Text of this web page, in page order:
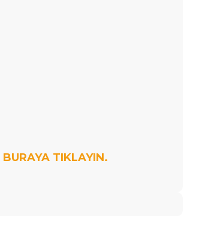
BURAYA TIKLAYIN.